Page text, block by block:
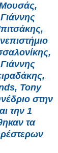
Γιάννης
Γιάννης
Tony
στην
την 1
τα